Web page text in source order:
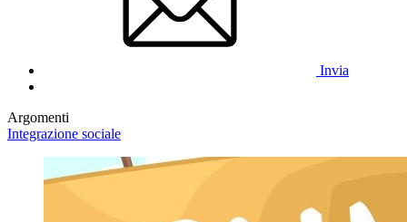
Invia
Argomenti
Integrazione sociale